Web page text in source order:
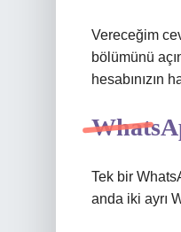
Vereceğim
bölümünü
hesabınızın
Tek bir
anda iki ayrı